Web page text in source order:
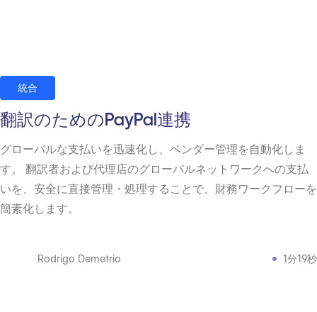
統合
翻訳のためのPayPal連携
グローバルな支払いを迅速化し、ベンダー管理を自動化しま
す。 翻訳者および代理店のグローバルネットワークへの支払
いを、安全に直接管理・処理することで、財務ワークフローを
簡素化します。
Rodrigo Demetrio 1分19秒